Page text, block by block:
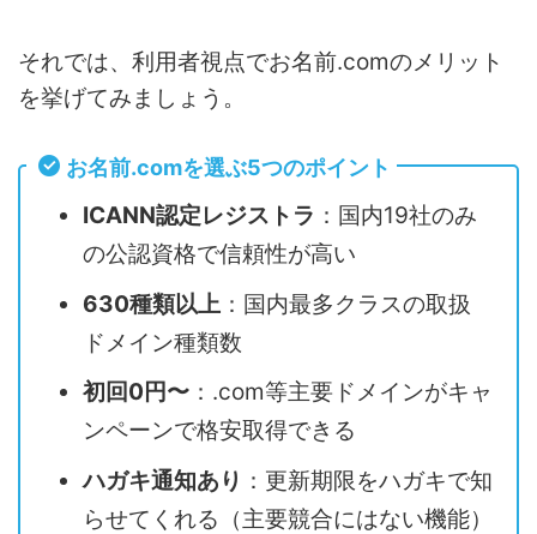
それでは、利用者視点でお名前.comのメリット
を挙げてみましょう。
お名前.comを選ぶ5つのポイント
ICANN認定レジストラ ：国内19社のみ
の公認資格で信頼性が高い
630種類以上 ：国内最多クラスの取扱
ドメイン種類数
初回0円〜 ：.com等主要ドメインがキャ
ンペーンで格安取得できる
ハガキ通知あり ：更新期限をハガキで知
らせてくれる（主要競合にはない機能）